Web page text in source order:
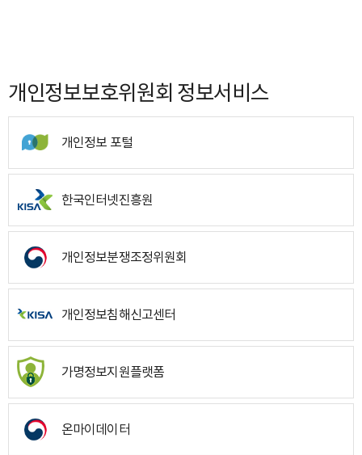
개인정보보호위원회 정보서비스
개인정보 포털
한국인터넷진흥원
개인정보분쟁조정위원회
개인정보침해신고센터
가명정보지원플랫폼
온마이데이터